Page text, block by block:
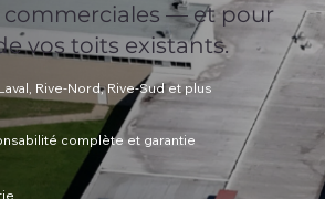
— et pour
vos toits existants.
Rive-Nord, Rive-Sud et plus
complète et garantie